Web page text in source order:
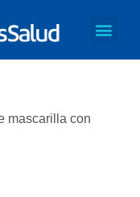
mascarilla con